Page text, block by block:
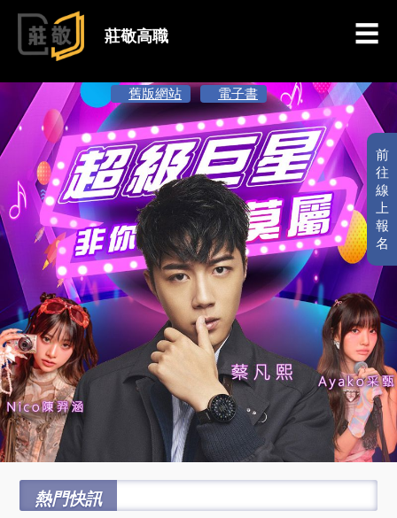
跳到主要內容
莊敬高職
前
往
線
上
報
名
舊版網站 電子書
熱門快訊